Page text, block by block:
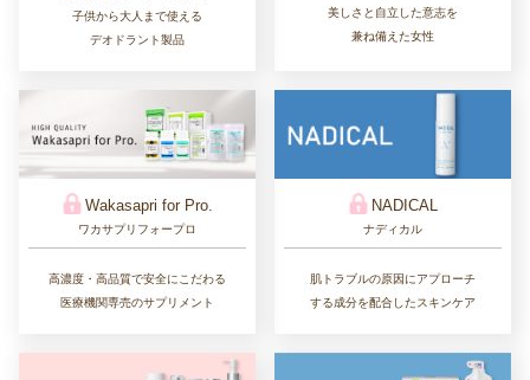
子供から大人まで使える
デオドラント製品
美しさと自立した意志を
兼ね備えた女性
Wakasapri for Pro.
ワカサプリフォープロ
高濃度・高品質で安全にこだわる
医療機関専売のサプリメント
NADICAL
ナディカル
肌トラブルの原因にアプローチ
する成分を配合したスキンケア